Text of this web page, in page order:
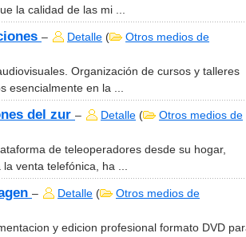
la calidad de las mi ...
– Detalle (
Otros medios de
Organización de cursos y talleres
esencialmente en la ...
del zur – Detalle (
Otros medios de
de teleoperadores desde su hogar,
venta telefónica, ha ...
– Detalle (
Otros medios de
y edicion profesional formato DVD